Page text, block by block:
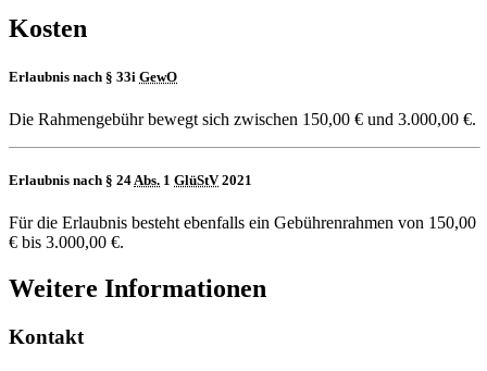
Kosten
Erlaubnis nach § 33i GewO
Die Rahmengebühr bewegt sich zwischen 150,00 € und 3.000,00 €.
Erlaubnis nach § 24 Abs. 1 GlüStV2021
Für die Erlaubnis besteht ebenfalls ein Gebührenrahmen von 150,00
€ bis 3.000,00 €.
Weitere Informationen
Kontakt